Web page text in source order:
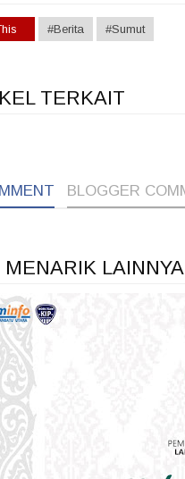
#Berita #Sumut
TERKAIT
BLOGGER
MENARIK LAINNYA